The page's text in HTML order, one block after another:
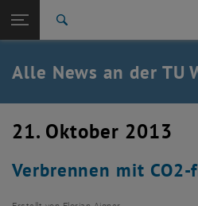
TU Login
Quicklinks
Quicklinks-Menü umschalten
Studium
Karriere
Zurück: Subseiten von TU Wien
Zurück zur letzten Ebene:
TU Wien Startseite
Übersicht
Alle News an der TU
21. Oktober 2013
Verbrennen mit